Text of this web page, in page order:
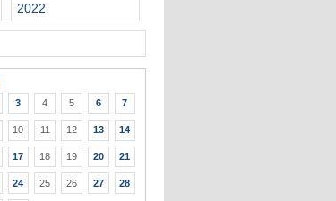
2022
3 4 5 6 7
10 11 12 13 14
17 18 19 20 21
24 25 26 27 28